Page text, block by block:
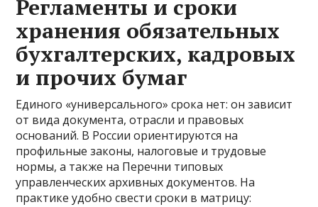
Регламенты и сроки
хранения обязательных
бухгалтерских, кадровых
и прочих бумаг
Единого «универсального» срока нет: он зависит
от вида документа, отрасли и правовых
оснований. В России ориентируются на
профильные законы, налоговые и трудовые
нормы, а также на Перечни типовых
управленческих архивных документов. На
практике удобно свести сроки в матрицу: